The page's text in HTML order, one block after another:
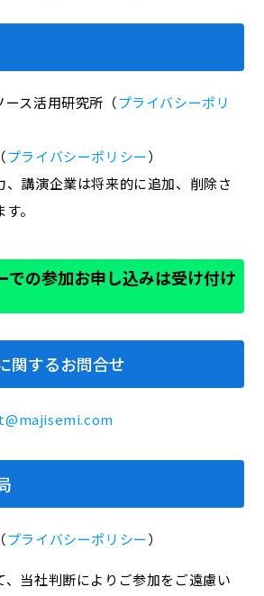
ス活用研究所（プライバシーポリ
プライバシーポリシー）
講演企業は将来的に追加、削除さ
。
での参加お申し込みは受け付け
関するお問合せ
プライバシーポリシー）
当社判断によりご参加をご遠慮い